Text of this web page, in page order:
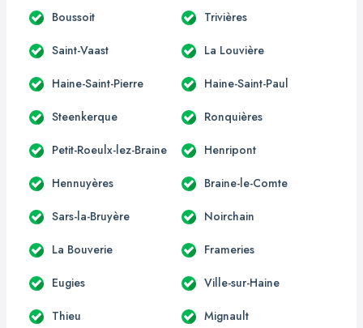
Boussoit Trivières
Saint-Vaast La Louvière
Haine-Saint-Pierre Haine-Saint-Paul
Steenkerque Ronquières
Petit-Roeulx-lez-Braine Henripont
Hennuyères Braine-le-Comte
Sars-la-Bruyère Noirchain
La Bouverie Frameries
Eugies Ville-sur-Haine
Thieu Mignault